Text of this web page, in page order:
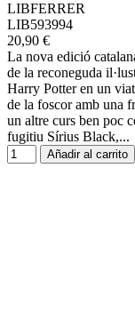
LIBFERRER
LIB593994
20,90 €
La nova edició
de la reconeguda
Harry Potter en un
de la foscor amb una
un altre curs ben poc
fugitiu Sírius Black,...
Añadir al carrito